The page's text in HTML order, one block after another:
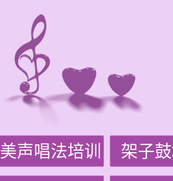
美声唱法培训 架子鼓